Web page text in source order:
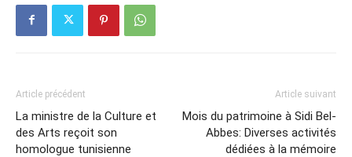
Article précédent
La ministre de la Culture et
des Arts reçoit son
homologue tunisienne
Article suivant
Mois du patrimoine à Sidi Bel-
Abbes: Diverses activités
dédiées à la mémoire